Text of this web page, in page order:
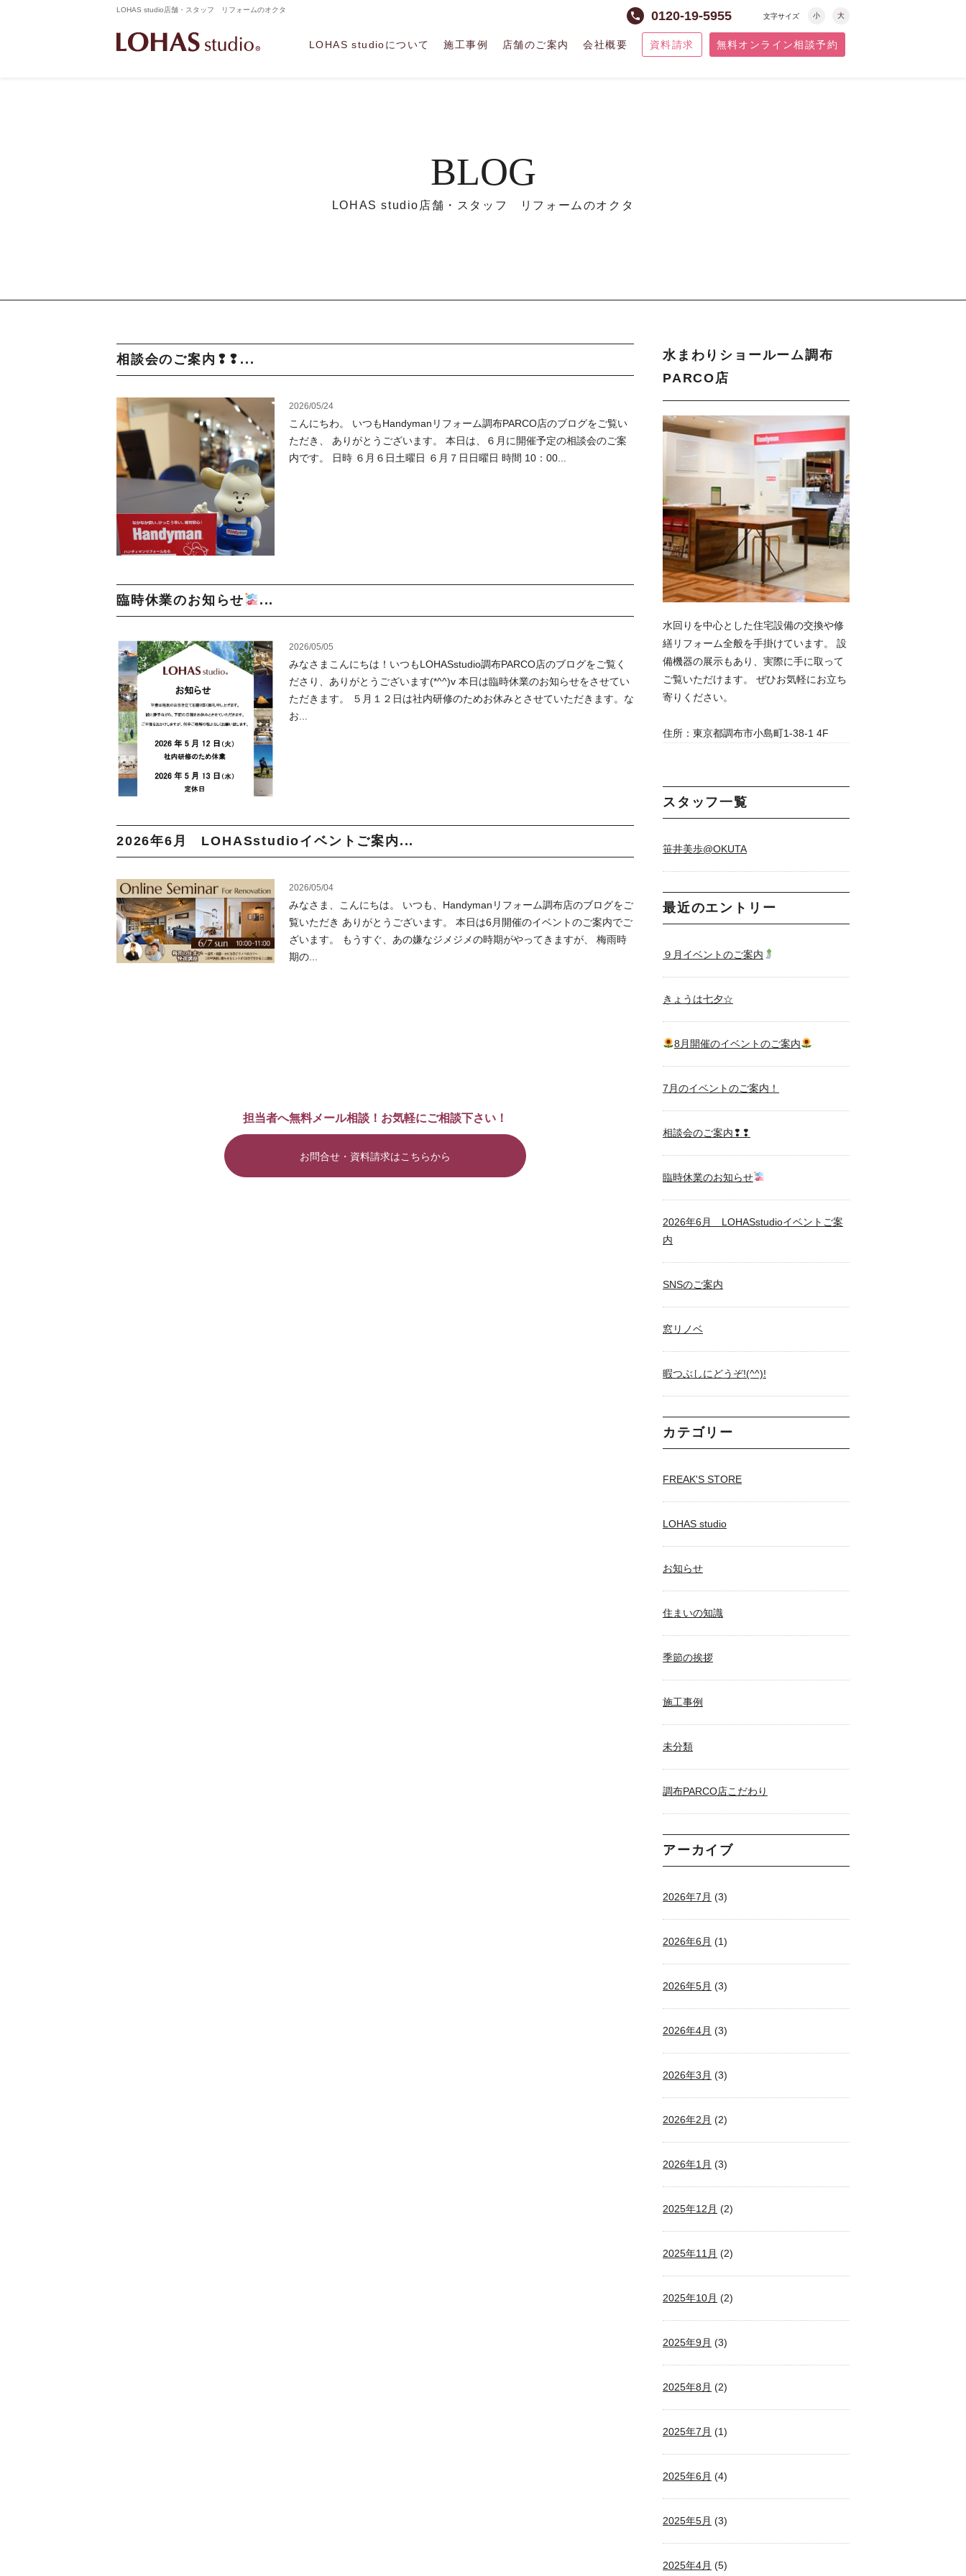
LOHAS studio店舗・スタッフ リフォームのオクタ
phone 0120-19-5955 文字サイズ 小 大
LOHAS studioについて 施工事例 店舗のご案内 会社概要 資料請求 無料オンライン相談予約
BLOG
LOHAS studio店舗・スタッフ リフォームのオクタ
相談会のご案内❢❢...
2026/05/24
こんにちわ。 いつもHandymanリフォーム調布PARCO店のブログをご覧い
ただき、 ありがとうございます。 本日は、６月に開催予定の相談会のご案
内です。 日時 ６月６日土曜日 ６月７日日曜日 時間 10：00...
臨時休業のお知らせ ...
2026/05/05
みなさまこんにちは！いつもLOHASstudio調布PARCO店のブログをご覧く
ださり、ありがとうございます(*^^)v 本日は臨時休業のお知らせをさせてい
ただきます。 ５月１２日は社内研修のためお休みとさせていただきます。な
お...
2026年6月 LOHASstudioイベントご案内...
2026/05/04
みなさま、こんにちは。 いつも、Handymanリフォーム調布店のブログをご
覧いただき ありがとうございます。 本日は6月開催のイベントのご案内でご
ざいます。 もうすぐ、あの嫌なジメジメの時期がやってきますが、 梅雨時
期の...
担当者へ無料メール相談！お気軽にご相談下さい！
お問合せ・資料請求はこちらから
水まわりショールーム調布
PARCO店
水回りを中心とした住宅設備の交換や修
繕リフォーム全般を手掛けています。 設
備機器の展示もあり、実際に手に取って
ご覧いただけます。 ぜひお気軽にお立ち
寄りください。
住所：東京都調布市小島町1-38-1 4F
スタッフ一覧
笹井美歩@OKUTA
最近のエントリー
９月イベントのご案内
きょうは七夕☆
8月開催のイベントのご案内
7月のイベントのご案内！
相談会のご案内❢❢
臨時休業のお知らせ
2026年6月 LOHASstudioイベントご案
内
SNSのご案内
窓リノベ
暇つぶしにどうぞ!(^^)!
カテゴリー
FREAK'S STORE
LOHAS studio
お知らせ
住まいの知識
季節の挨拶
施工事例
未分類
調布PARCO店こだわり
アーカイブ
2026年7月 (3)
2026年6月 (1)
2026年5月 (3)
2026年4月 (3)
2026年3月 (3)
2026年2月 (2)
2026年1月 (3)
2025年12月 (2)
2025年11月 (2)
2025年10月 (2)
2025年9月 (3)
2025年8月 (2)
2025年7月 (1)
2025年6月 (4)
2025年5月 (3)
2025年4月 (5)